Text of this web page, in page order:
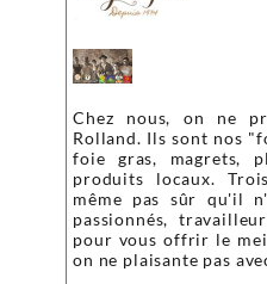
Chez nous, on ne
Rolland. Ils sont nos
foie gras, magrets,
produits locaux.
même pas sûr qu'il
passionnés,
pour vous offrir le
on ne plaisante pas